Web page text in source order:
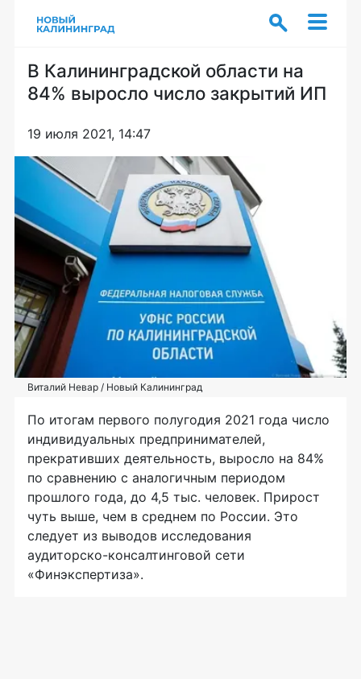
В Калининградской области на
84% выросло число закрытий ИП
19 июля 2021, 14:47
Виталий Невар / Новый Калининград
По итогам первого полугодия 2021 года число
индивидуальных предпринимателей,
прекративших деятельность, выросло на 84%
по сравнению с аналогичным периодом
прошлого года, до 4,5 тыс. человек. Прирост
чуть выше, чем в среднем по России. Это
следует из выводов исследования
аудиторско-консалтинговой сети
«Финэкспертиза».